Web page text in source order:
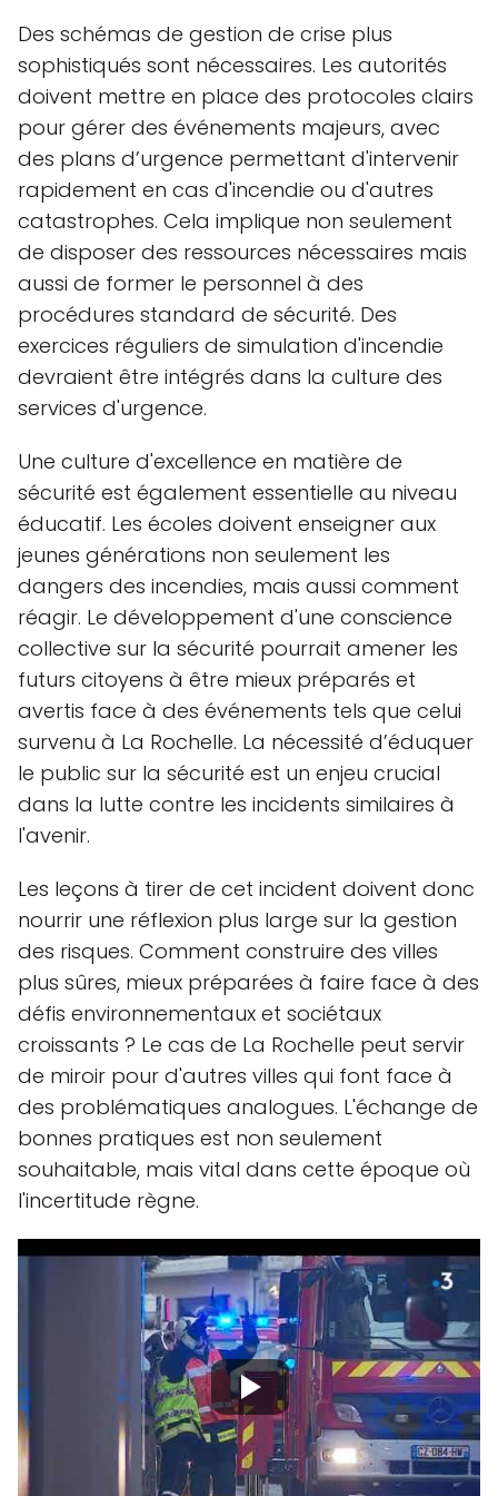
Des schémas de gestion de crise plus
sophistiqués sont nécessaires. Les autorités
doivent mettre en place des protocoles clairs
pour gérer des événements majeurs, avec
des plans d’urgence permettant d'intervenir
rapidement en cas d'incendie ou d'autres
catastrophes. Cela implique non seulement
de disposer des ressources nécessaires mais
aussi de former le personnel à des
procédures standard de sécurité. Des
exercices réguliers de simulation d'incendie
devraient être intégrés dans la culture des
services d'urgence.
Une culture d'excellence en matière de
sécurité est également essentielle au niveau
éducatif. Les écoles doivent enseigner aux
jeunes générations non seulement les
dangers des incendies, mais aussi comment
réagir. Le développement d'une conscience
collective sur la sécurité pourrait amener les
futurs citoyens à être mieux préparés et
avertis face à des événements tels que celui
survenu à La Rochelle. La nécessité d’éduquer
le public sur la sécurité est un enjeu crucial
dans la lutte contre les incidents similaires à
l'avenir.
Les leçons à tirer de cet incident doivent donc
nourrir une réflexion plus large sur la gestion
des risques. Comment construire des villes
plus sûres, mieux préparées à faire face à des
défis environnementaux et sociétaux
croissants ? Le cas de La Rochelle peut servir
de miroir pour d'autres villes qui font face à
des problématiques analogues. L'échange de
bonnes pratiques est non seulement
souhaitable, mais vital dans cette époque où
l'incertitude règne.